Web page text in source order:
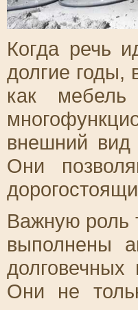
Когда речь
долгие годы,
как
внешний вид
Они
Важную роль
выполнены
Они не